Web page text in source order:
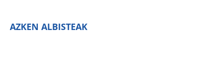
AZKEN ALBISTEAK